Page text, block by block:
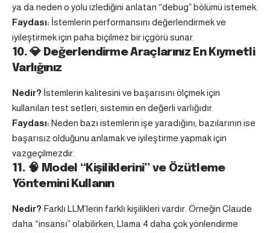
ya da neden o yolu izlediğini anlatan “debug” bölümü istemek.
Faydası: İstemlerin performansını değerlendirmek ve
iyileştirmek için paha biçilmez bir içgörü sunar.
10. 💎 Değerlendirme Araçlarınız En Kıymetli
Varlığınız
Nedir? İstemlerin kalitesini ve başarısını ölçmek için
kullanılan test setleri, sistemin en değerli varlığıdır.
Faydası: Neden bazı istemlerin işe yaradığını, bazılarının ise
başarısız olduğunu anlamak ve iyileştirme yapmak için
vazgeçilmezdir.
11. 🧠 Model “Kişiliklerini” ve Özütleme
Yöntemini Kullanın
Nedir? Farklı LLM’lerin farklı kişilikleri vardır. Örneğin Claude
daha “insansı” olabilirken, Llama 4 daha çok yönlendirme